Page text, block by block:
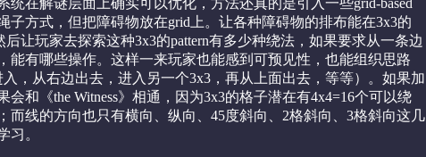
统在解谜层面上确实可以优化，方法还真的是引入一些grid-based
子方式，但把障碍物放在grid上。让各种障碍物的排布能在3x3的
后让玩家去探索这种3x3的pattern有多少种绕法，如果要求从一条边
能有哪些操作。这样一来玩家也能感到可预见性，也能组织思路
入，从右边出去，进入另一个3x3，再从上面出去，等等）。如果加
会和《the Witness》相通，因为3x3的格子潜在有4x4=16个可以绕
而线的方向也只有横向、纵向、45度斜向、2格斜向、3格斜向这几
习。